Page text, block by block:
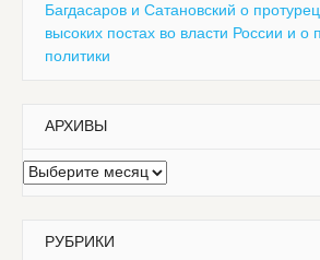
Багдасаров и Сатановский о
высоких постах во власти России и
политики
АРХИВЫ
Архивы
РУБРИКИ